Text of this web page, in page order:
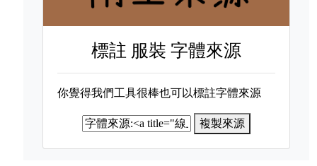
標註 服裝 字體來源
你覺得我們工具很棒也可以標註字體來源
複製來源